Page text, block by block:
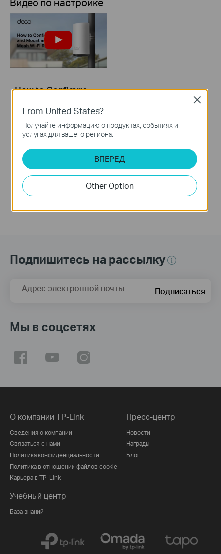
How to Configure
Outdoor Mesh Wi-Fi
Router | Deco BE25-
Outdoor
This video guides you step-by-step to set up an outdoor Mesh Wi-Fi router using Deco BE25-Outdoor as an example. Images may differ from actual products.
Больше
Подпишитесь на рассылку
Адрес электронной почты Подписаться
Мы в соцсетях
О компании TP-Link
Сведения о компании
Связаться с нами
Политика конфиденциальности
Политика в отношении файлов cookie
Карьера в TP-Link
Пресс-центр
Новости
Награды
Блог
Учебный центр
База знаний
From United States?
Получайте информацию о продуктах, событиях и
услугах для вашего региона.
ВПЕРЕД
Other Option
Close